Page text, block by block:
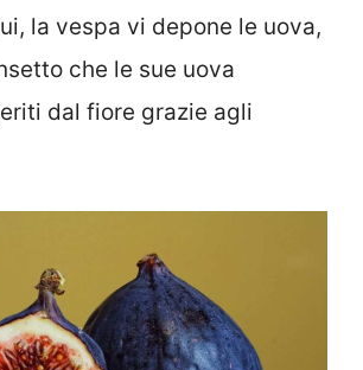
la vespa vi depone le uova,
che le sue uova
dal fiore grazie agli